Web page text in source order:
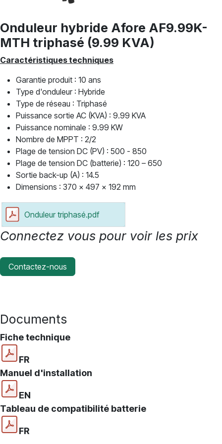
Onduleur hybride Afore AF9.99K-
MTH triphasé (9.99 KVA)
Caractéristiques techniques
Garantie produit : 10 ans
Type d'onduleur : Hybride
Type de réseau : Triphasé
Puissance sortie AC (KVA) : 9.99 KVA
Puissance nominale : 9.99 KW
Nombre de MPPT : 2/2
Plage de tension DC (PV) : 500 - 850
Plage de tension DC (batterie) : 120 – 650
Sortie back-up (A) : 14.5
Dimensions : 370 x 497 x 192 mm
Onduleur triphasé.pdf
Connectez vous pour voir les prix
Contactez-nous
Documents
Fiche technique
FR
Manuel d'installation
EN
Tableau de compatibilité batterie
FR